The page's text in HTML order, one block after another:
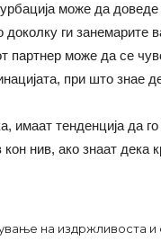
може да
доколку ги занемарите
партнер може да се
при што знае
имаат тенденција да
кон нив, ако знаат дека
на издржливоста и